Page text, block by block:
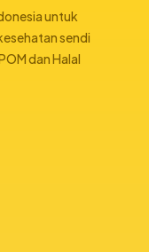
untuk
sendi
dan Halal